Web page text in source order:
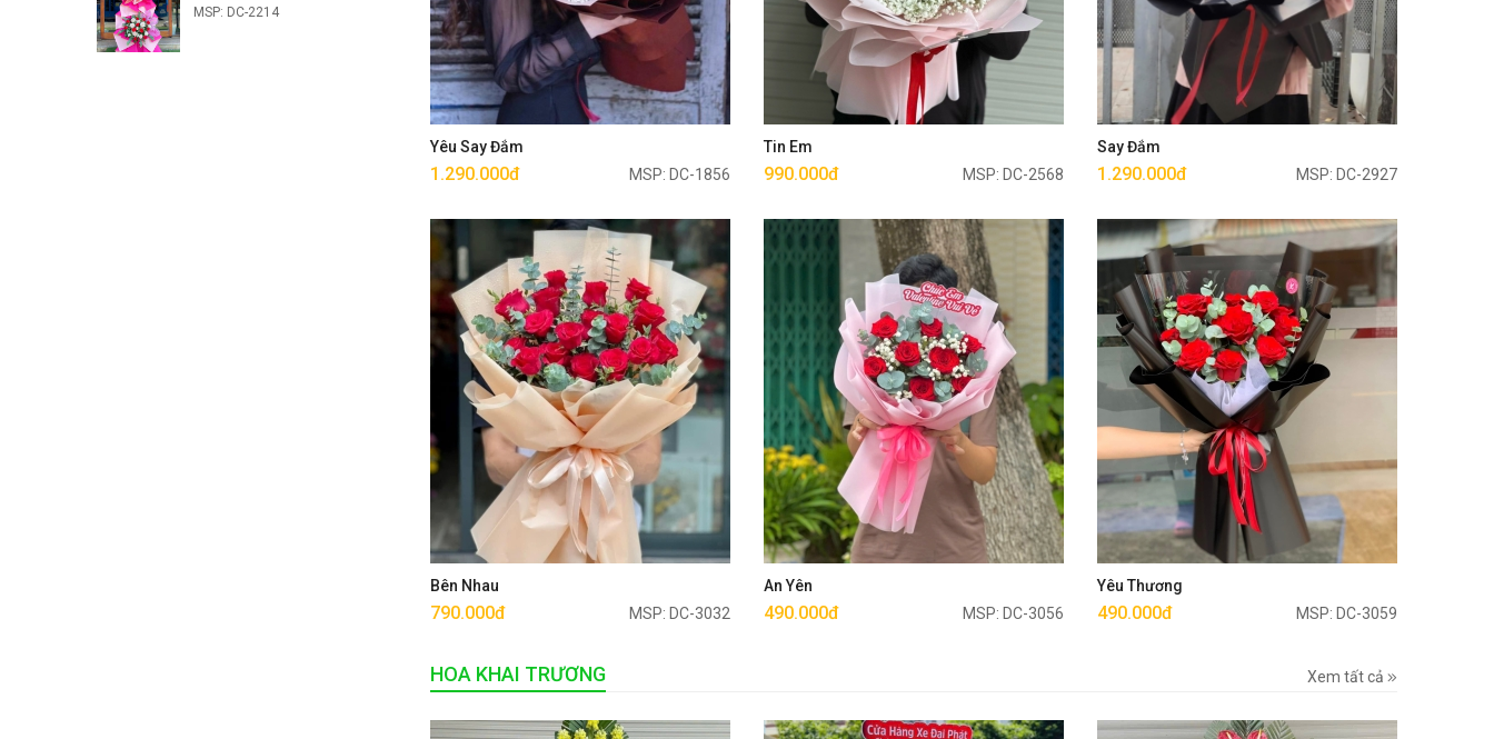
Yêu Say Đắm
1.290.000đ MSP: DC-1856
Mua ngay
Tin Em
990.000đ MSP: DC-2568
Mua ngay
Say Đắm
1.290.000đ MSP: DC-2927
Mua ngay
Bên Nhau
790.000đ MSP: DC-3032
Mua ngay
An Yên
490.000đ MSP: DC-3056
Mua ngay
Yêu Thương
490.000đ MSP: DC-3059
Mua ngay
HOA KHAI TRƯƠNG Xem tất cả
MSP: DC-2214